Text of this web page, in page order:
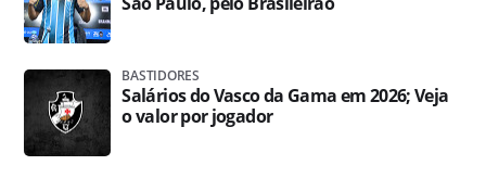
BASTIDORES
Salários do Vasco da Gama em 2026; Veja
o valor por jogador